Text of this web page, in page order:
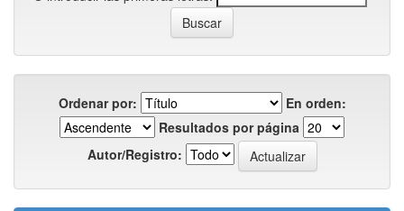
Ordenar por:
En orden:
Resultados por página
Autor/Registro: